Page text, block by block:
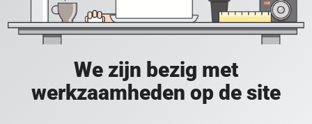
We zijn bezig met
werkzaamheden op de site